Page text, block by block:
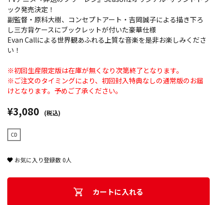
ック発売決定！
副監督・原科大樹、コンセプトアート・吉岡誠子による描き下ろ
し三方背ケースにブックレットが付いた豪華仕様
Evan Callによる世界観あふれる上質な音楽を是非お楽しみくださ
い！
※初回生産限定版は在庫が無くなり次第終了となります。
※ご注文のタイミングにより、初回封入特典なしの通常版のお届
けとなります。予めご了承ください。
¥3,080 (税込)
CD
お気に入り登録数0人
カートに入れる